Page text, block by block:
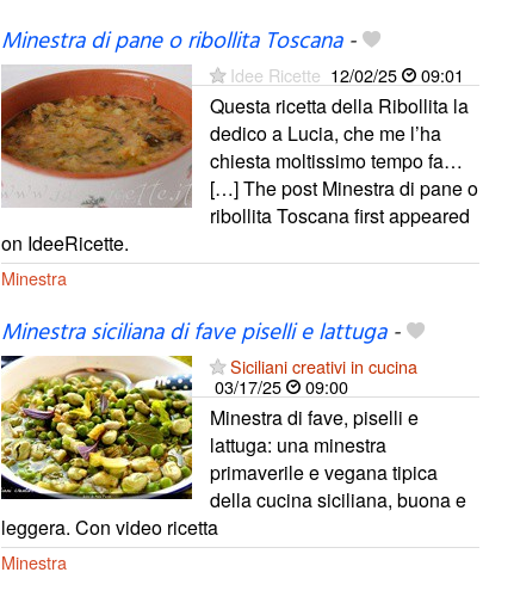
Minestra di pane o ribollita Toscana-
Idee Ricette 12/02/25 09:01
Questa ricetta della Ribollita la
dedico a Lucia, che me l’ha
chiesta moltissimo tempo fa…
[…] The post Minestra di pane o
ribollita Toscana first appeared
on IdeeRicette.
Minestra
Minestra siciliana di fave piselli e lattuga-
Siciliani creativi in cucina
03/17/25
09:00
Minestra di fave, piselli e
lattuga: una minestra
primaverile e vegana tipica
della cucina siciliana, buona e
leggera. Con video ricetta
Minestra